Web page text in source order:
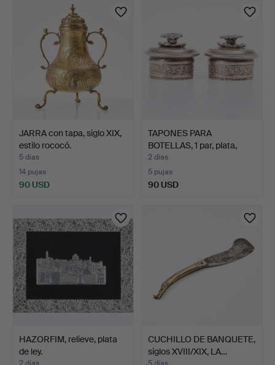
JARRA con tapa, siglo XIX,
estilo rococó.
5 días
14 pujas
90 USD
TAPONES PARA
BOTELLAS, 1 par, plata,
Estoc…
2 días
5 pujas
90 USD
HAZORFIM, relieve, plata
de ley.
CUCHILLO DE BANQUETE,
siglos XVIII/XIX, LA…